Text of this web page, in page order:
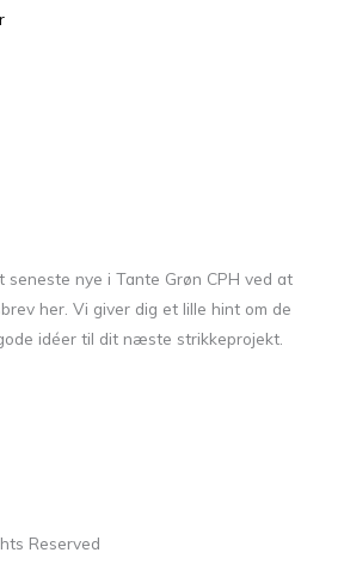
nye i Tante Grøn CPH ved at
her. Vi giver dig et lille hint om de
idéer til dit næste strikkeprojekt.
Reserved